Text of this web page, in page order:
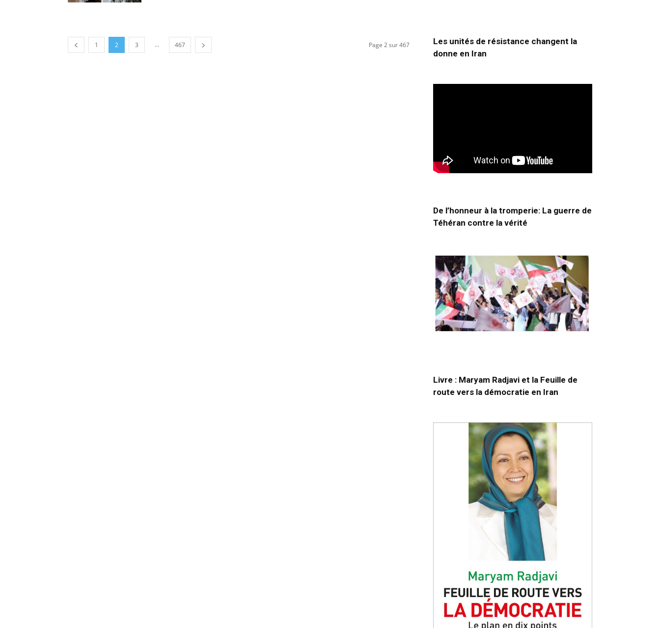
1 2 3 ... 467 Page 2 sur 467
Les unités de résistance changent la
donne en Iran
De l’honneur à la tromperie: La guerre de
Téhéran contre la vérité
Livre : Maryam Radjavi et la Feuille de
route vers la démocratie en Iran